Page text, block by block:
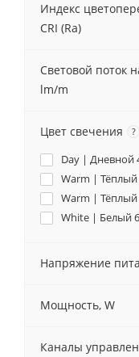
Индекс
CRI (Ra)
Световой поток
lm/m
Цвет свечения ?
Day | Дневной
Warm | Тёплый
Warm | Тёплый
White | Белый
Напряжение
Мощность, W
Каналы